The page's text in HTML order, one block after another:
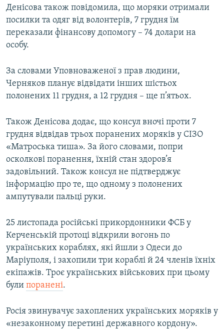
Денісова також повідомила, що моряки отримали
посилки та одяг від волонтерів, 7 грудня їм
переказали фінансову допомогу – 74 долари на
особу.
За словами Уповноваженої з прав людини,
Черняков планує відвідати інших шістьох
полонених 11 грудня, а 12 грудня – ще п’ятьох.
Також Денісова додає, що консул вночі проти 7
грудня відвідав трьох поранених моряків у СІЗО
«Матроська тиша». За його словами, попри
осколкові поранення, їхній стан здоров’я
задовільний. Також консул не підтверджує
інформацію про те, що одному з полонених
ампутували пальці руки.
25 листопада російські прикордонники ФСБ у
Керченській протоці відкрили вогонь по
українських кораблях, які йшли з Одеси до
Маріуполя, і захопили три кораблі й 24 членів їхніх
екіпажів. Троє українських військових при цьому
були поранені.
Росія звинувачує захоплених українських моряків у
«незаконному перетині державного кордону».